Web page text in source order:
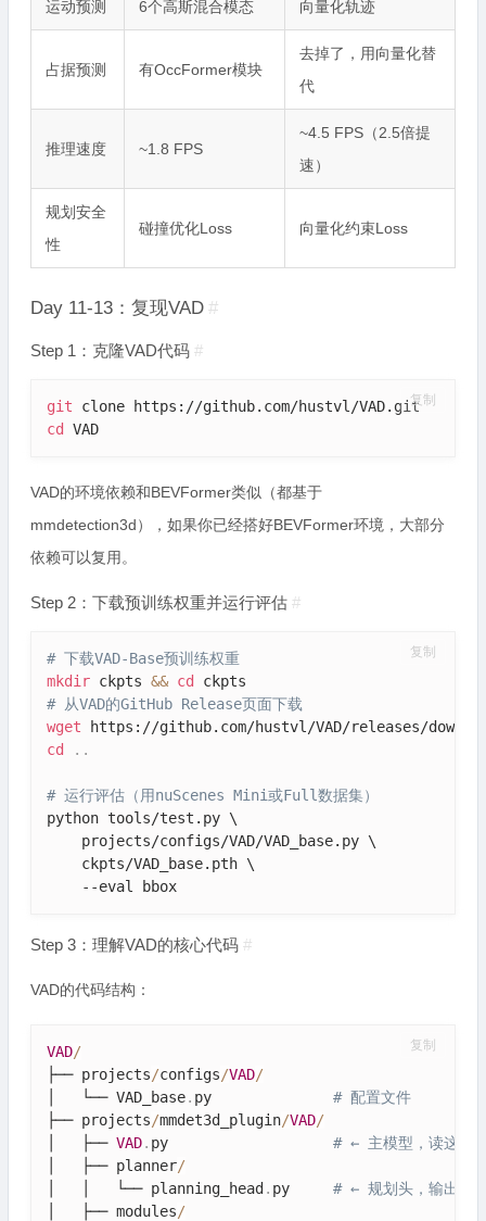
运动预测 6个高斯混合模态 向量化轨迹
占据预测 有OccFormer模块
去掉了，用向量化替
代
推理速度 ~1.8 FPS
~4.5 FPS（2.5倍提
速）
规划安全
性
碰撞优化Loss 向量化约束Loss
Day 11-13：复现VAD #
Step 1：克隆VAD代码 #
git
cd
VAD
复制
VAD的环境依赖和BEVFormer类似（都基于
mmdetection3d），如果你已经搭好BEVFormer环境，大部分
依赖可以复用。
Step 2：下载预训练权重并运行评估 #
# 下载VAD-Base预训练权重
mkdir ckpts && cd
# 从VAD的GitHub Release页面下载
wget
cd
..
# 运行评估（用nuScenes Mini或Full数据集）
python tools/test.py \
    projects/configs/VAD/VAD_base.py \
    ckpts/VAD_base.pth \
    --eval bbox
复制
Step 3：理解VAD的核心代码 #
VAD的代码结构：
VAD/
├── projects/configs/VAD/
│   └── VAD_base. py # 配置文件
├── projects/mmdet3d_plugin/VAD/
│   ├── VAD. py # ← 主模型，读这个
│   ├── planner/
│   │   └── planning_head . py # ← 规划头，输出
│   ├── modules/
复制